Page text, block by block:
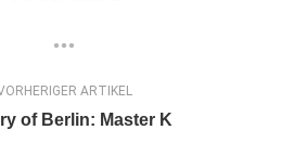
ARTIKEL
of Berlin: Master K